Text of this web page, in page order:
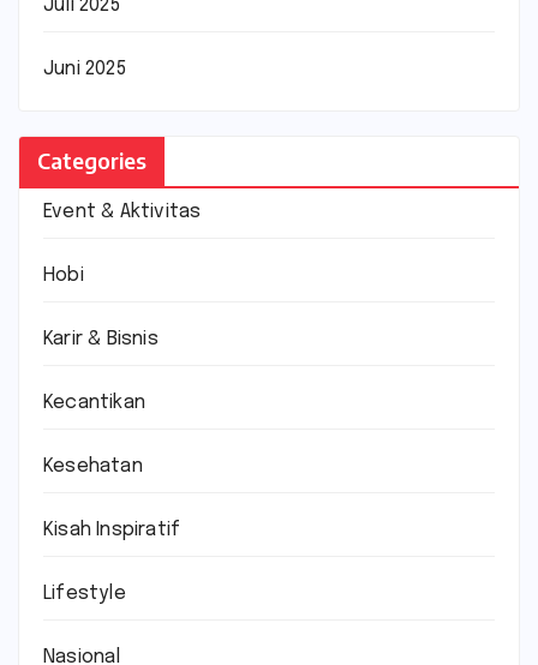
Juli 2025
Juni 2025
Categories
Event & Aktivitas
Hobi
Karir & Bisnis
Kecantikan
Kesehatan
Kisah Inspiratif
Lifestyle
Nasional